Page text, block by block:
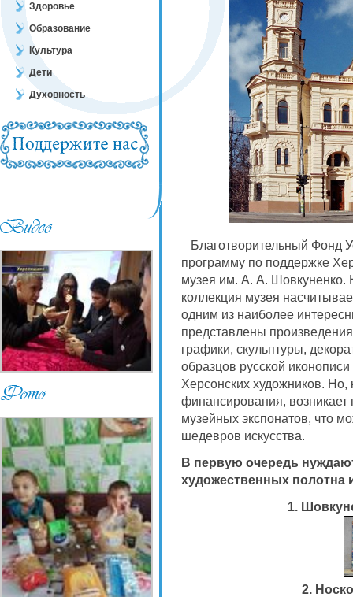
Здоровье
Образование
Культура
Дети
Духовность
Благотворительный Фонд
программу по поддержке
музея им. А. А. Шовкуненко.
коллекция музея
одним из наиболее
представлены
графики, скульптуры,
образцов русской
Херсонских художников. Но,
финансирования,
музейных экспонатов, что
шедевров искусства.
В первую очередь
художественных полотна
1.
2.